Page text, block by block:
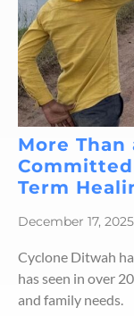
More Than
Committed
Term
December 17, 2025
Cyclone Ditwah
has seen in over
and family needs.